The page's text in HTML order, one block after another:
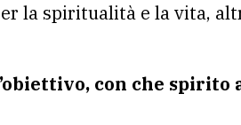
la spiritualità e la vita,
con che